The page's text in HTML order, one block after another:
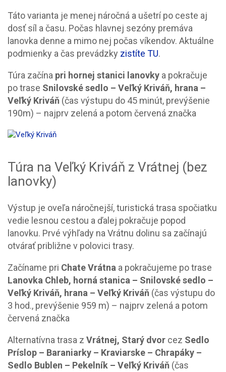
Táto varianta je menej náročná a ušetrí po ceste aj
dosť síl a času. Počas hlavnej sezóny premáva
lanovka denne a mimo nej počas víkendov. Aktuálne
podmienky a čas prevádzky zistíte TU.
Túra začína pri hornej stanici lanovky a pokračuje
po trase Snilovské sedlo – Veľký Kriváň, hrana –
Veľký Kriváň (čas výstupu do 45 minút, prevýšenie
190m) – najprv zelená a potom červená značka
Túra na Veľký Kriváň z Vrátnej (bez
lanovky)
Výstup je oveľa náročnejší, turistická trasa spočiatku
vedie lesnou cestou a ďalej pokračuje popod
lanovku. Prvé výhľady na Vrátnu dolinu sa začínajú
otvárať približne v polovici trasy.
Začíname pri Chate Vrátna a pokračujeme po trase
Lanovka Chleb, horná stanica – Snilovské sedlo –
Veľký Kriváň, hrana – Veľký Kriváň (čas výstupu do
3 hod., prevýšenie 959 m) – najprv zelená a potom
červená značka
Alternatívna trasa z Vrátnej, Starý dvor cez Sedlo
Príslop – Baraniarky – Kraviarske – Chrapáky –
Sedlo Bublen – Pekelník – Veľký Kriváň (čas